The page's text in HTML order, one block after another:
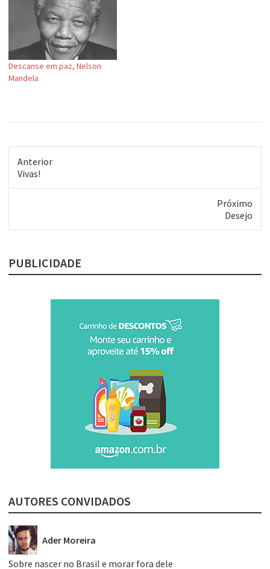
brought to you by Quizilla
Descanse em paz, Nelson
Mandela
Anterior
Post
Vivas!
Próximo
Desejo
PUBLICIDADE
AUTORES CONVIDADOS
Ader Moreira
Sobre nascer no Brasil e morar fora dele